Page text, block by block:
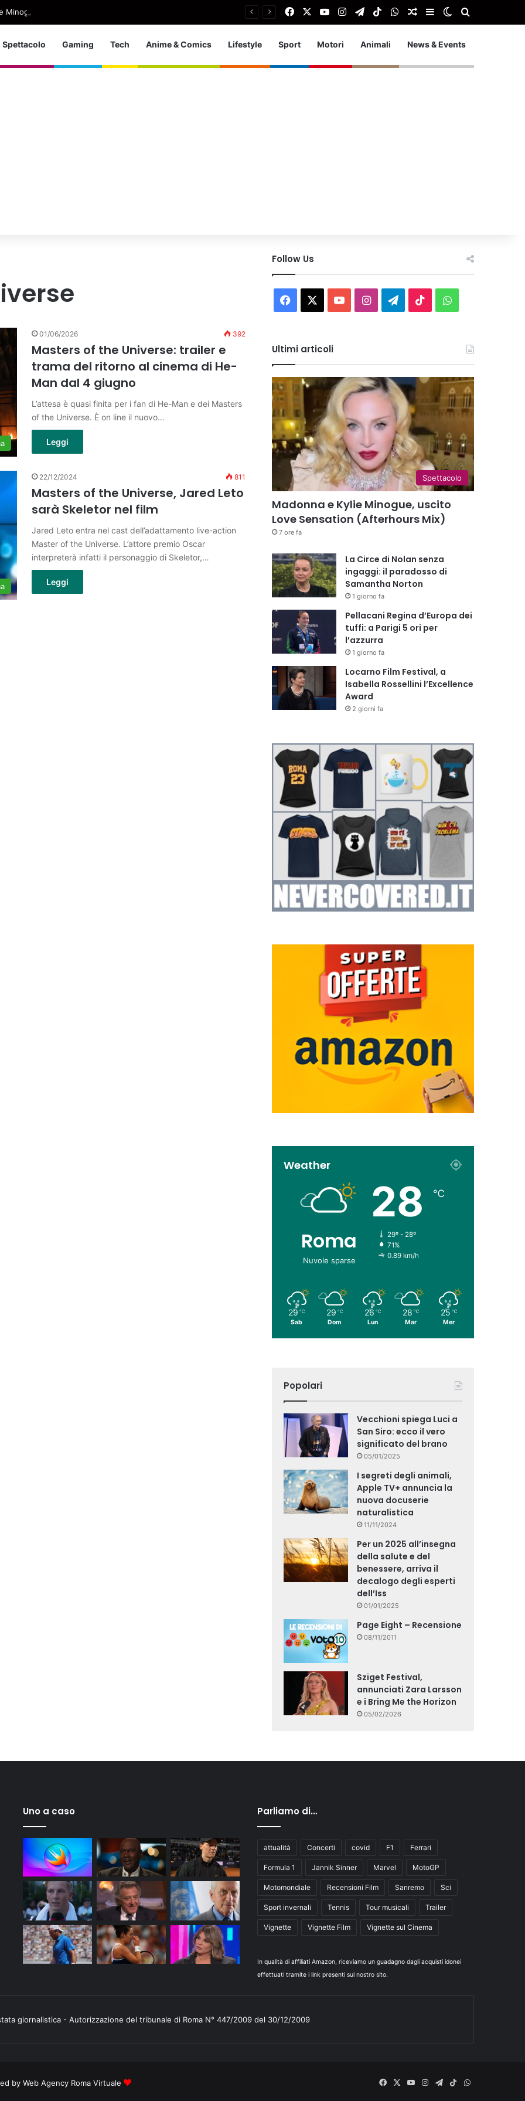
Minogue, uscito Love Sensation (Afterhours Mix) FacebookYou TubeInstagram
TelegramTikTokWhatsApp
Articolo Random
Barra laterale
Cambia aspetto
Spettacolo Gaming Tech Anime & Comics Lifestyle Sport Motori Animali News & Events
01/06/2026 392
Masters of the Universe: trailer e
trama del ritorno al cinema di He-
Man dal 4 giugno
L’attesa è quasi finita per i fan di He-Man e dei Masters
of the Universe. È on line il nuovo…
Leggi
22/12/2024 811
Masters of the Universe, Jared Leto
sarà Skeletor nel film
Jared Leto entra nel cast dell’adattamento live-action
Master of the Universe. L’attore premio Oscar
interpreterà infatti il personaggio di Skeletor,…
Leggi
Follow Us
Facebook You InstagramTelegram
TikTokWhatsApp
Ultimi articoli
Spettacolo
Madonna e Kylie Minogue, uscito
Love Sensation (Afterhours Mix)
7 ore fa
La Circe di Nolan senza
ingaggi: il paradosso di
Samantha Norton
1 giorno fa
Pellacani Regina d’Europa dei
tuffi: a Parigi 5 ori per
l’azzurra
1 giorno fa
Locarno Film Festival, a
Isabella Rossellini l’Excellence
Award
2 giorni fa
Weather
Roma
Nuvole sparse
28 ℃
29º - 28º
71%
0.89 km/h
29 ℃
Sab
29 ℃
Dom
26 ℃
Lun
28 ℃
Mar
25 ℃
Mer
Popolari
Vecchioni spiega Luci a
San Siro: ecco il vero
significato del brano
05/01/2025
I segreti degli animali,
Apple TV+ annuncia la
nuova docuserie
naturalistica
11/11/2024
Per un 2025 all’insegna
della salute e del
benessere, arriva il
decalogo degli esperti
dell’Iss
01/01/2025
Page Eight – Recensione
08/11/2011
Sziget Festival,
annunciati Zara Larsson
e i Bring Me the Horizon
05/02/2026
Uno a caso Parliamo di…
attualità Concerti covid F1 Ferrari
Formula 1 Jannik Sinner Marvel MotoGP
Motomondiale Recensioni Film Sanremo Sci
Sport invernali Tennis Tour musicali Trailer
Vignette Vignette Film Vignette sul Cinema
In qualità di affiliati Amazon, riceviamo un guadagno dagli acquisti idonei
effettuati tramite i link presenti sul nostro sito.
giornalistica - Autorizzazione del tribunale di Roma N° 447/2009 del 30/12/2009
by Web Agency Roma Virtuale Facebook
X
YouInstagram
Telegram
TikTokWhatsApp